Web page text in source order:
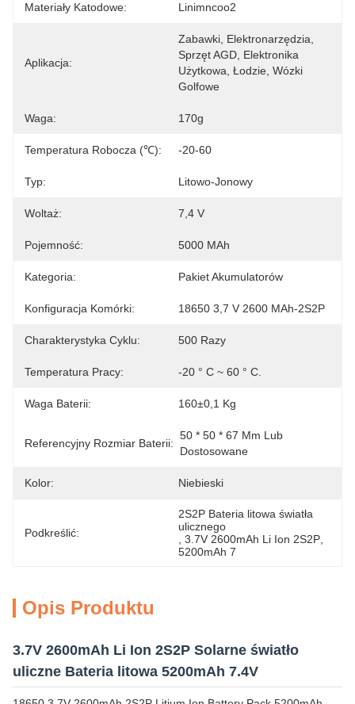
Materiały Katodowe: Linimncoo2
Aplikacja:
Zabawki, Elektronarzędzia,
Sprzęt AGD, Elektronika
Użytkowa, Łodzie, Wózki
Golfowe
Waga: 170g
Temperatura Robocza (℃): -20-60
Typ: Litowo-Jonowy
Woltaż: 7,4 V
Pojemność: 5000 MAh
Kategoria: Pakiet Akumulatorów
Konfiguracja Komórki: 18650 3,7 V 2600 MAh-2S2P
Charakterystyka Cyklu: 500 Razy
Temperatura Pracy: -20 ° C ~ 60 ° C.
Waga Baterii: 160±0,1 Kg
Referencyjny Rozmiar Baterii:
50 * 50 * 67 Mm Lub
Dostosowane
Kolor: Niebieski
Podkreślić:
2S2P Bateria litowa światła
ulicznego
3.7V 2600mAh Li Ion 2S2P
5200mAh 7
Opis Produktu
3.7V 2600mAh Li Ion 2S2P Solarne światło
uliczne Bateria litowa 5200mAh 7.4V